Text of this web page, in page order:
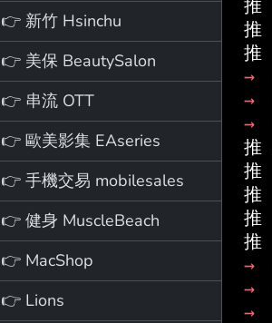
👉 新竹 Hsinchu
👉 美保 BeautySalon
👉 串流 OTT
👉 歐美影集 EAseries
👉 手機交易 mobilesales
👉 健身 MuscleBeach
👉 MacShop
👉 Lions
推
推
推
→
→
→
推
推
推
推
推
→
→
→